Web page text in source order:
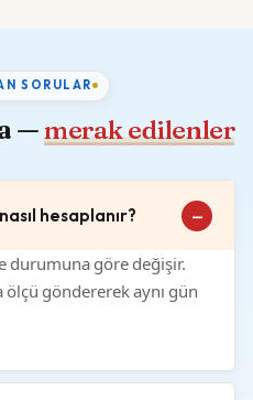
SORULAR
—merak edilenler
hesaplanır?
durumuna göre değişir.
göndererek aynı gün